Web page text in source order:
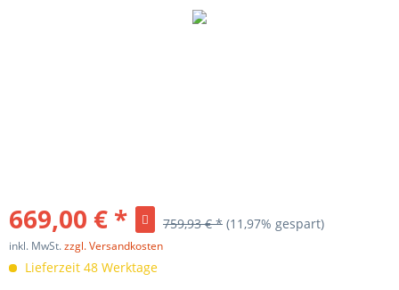
669,00 € * 759,93 € * (11,97% gespart)
inkl. MwSt.zzgl. Versandkosten
Lieferzeit 48 Werktage